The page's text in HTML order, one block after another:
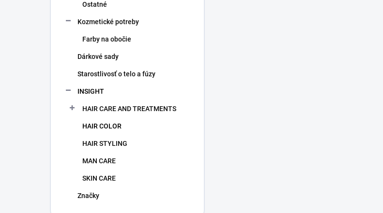
Ostatné
Kozmetické potreby
Farby na obočie
Dárkové sady
Starostlivosť o telo a fúzy
INSIGHT
HAIR CARE AND TREATMENTS
HAIR COLOR
HAIR STYLING
MAN CARE
SKIN CARE
Značky